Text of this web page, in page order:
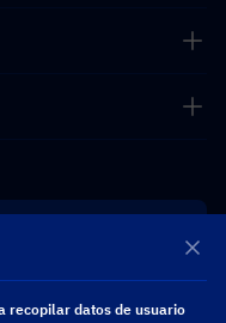
recopilar datos de usuario